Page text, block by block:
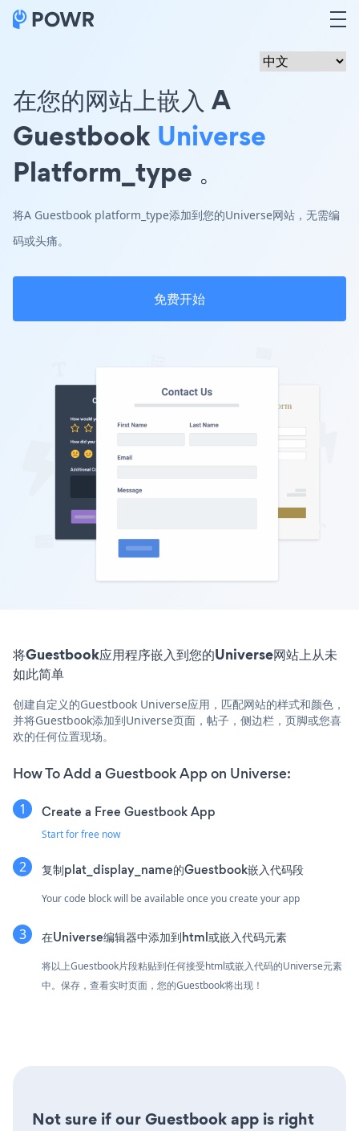
在您的网站上嵌入 A
Guestbook Universe
Platform_type 。
将A Guestbook platform_type添加到您的Universe网站，无需编
码或头痛。
免费开始
将Guestbook应用程序嵌入到您的Universe网站上从未
如此简单
创建自定义的Guestbook Universe应用，匹配网站的样式和颜色，
并将Guestbook添加到Universe页面，帖子，侧边栏，页脚或您喜
欢的任何位置现场。
How To Add a Guestbook App on Universe:
Create a Free Guestbook App
Start for free now
复制plat_display_name的Guestbook嵌入代码段
Your code block will be available once you create your app
在Universe编辑器中添加到html或嵌入代码元素
将以上Guestbook片段粘贴到任何接受html或嵌入代码的Universe元素
中。保存，查看实时页面，您的Guestbook将出现！
Not sure if our Guestbook app is right